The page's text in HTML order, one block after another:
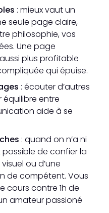
: mieux vaut un
seule page claire,
philosophie, vos
Une page
plus profitable
qui épuise.
: écouter d’autres
entre
aide à se
: quand on n’a ni
possible de confier la
ou d’une
de compétent. Vous
cours contre 1h de
amateur passioné